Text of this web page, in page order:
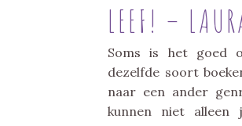
LEEF! –
Soms is het goed
dezelfde soort
naar een ander
kunnen niet alleen